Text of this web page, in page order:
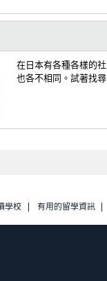
在日本有各種各樣的
也各不相同。試著找
學校 有用的留學資訊